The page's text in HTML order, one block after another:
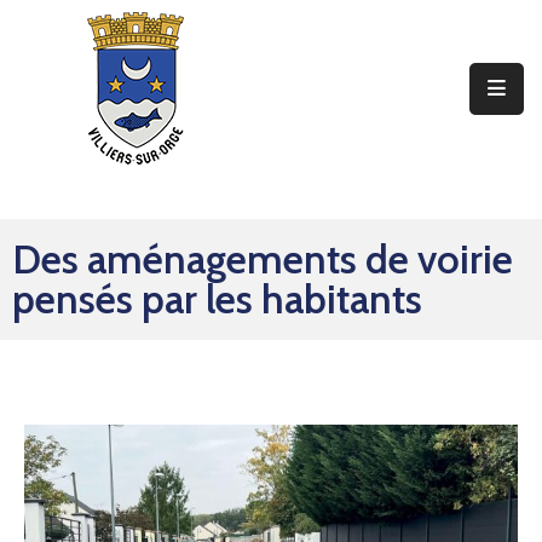
Mes
Sorties
Contact
Des aménagements de voirie
pensés par les habitants